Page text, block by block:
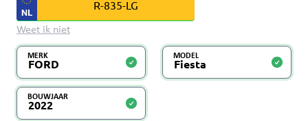
Weet ik niet
MERK MODEL
BOUWJAAR